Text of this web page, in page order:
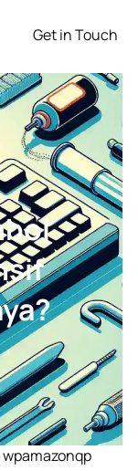
Get in Touch
wpamazonqp